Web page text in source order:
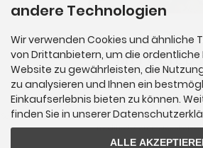
SchnüffelBar - Naturfutterlädchen für Hunde & Katzen ©
modified eCommerce
andere Technologien
Wir verwenden Cookies und ähnliche
von Drittanbietern, um die ordentliche
Website zu gewährleisten, die
zu analysieren und Ihnen ein
Einkaufserlebnis bieten zu können.
finden Sie in unserer
ALLE